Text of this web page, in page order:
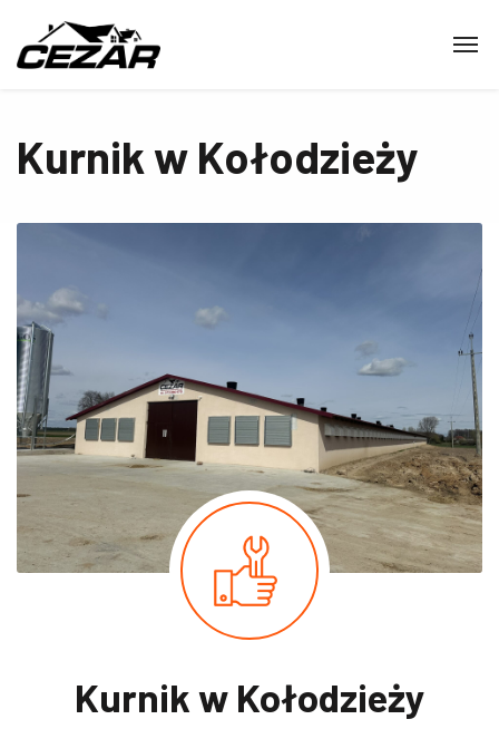
Kurnik w Kołodzieży
Kurnik w Kołodzieży